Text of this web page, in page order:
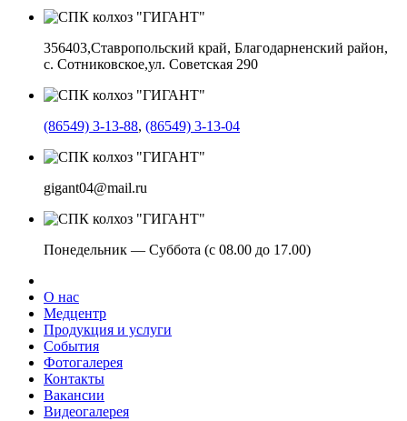
356403,Ставропольский край, Благодарненский район,
с. Сотниковское,ул. Советская 290
(86549) 3-13-88, (86549) 3-13-04
gigant04@mail.ru
Понедельник — Суббота (с 08.00 до 17.00)
О нас
Медцентр
Продукция и услуги
События
Фотогалерея
Контакты
Вакансии
Видеогалерея